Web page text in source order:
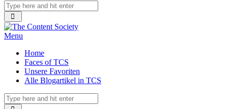
Menu
Home
Faces of TCS
Unsere Favoriten
Alle Blogartikel in TCS